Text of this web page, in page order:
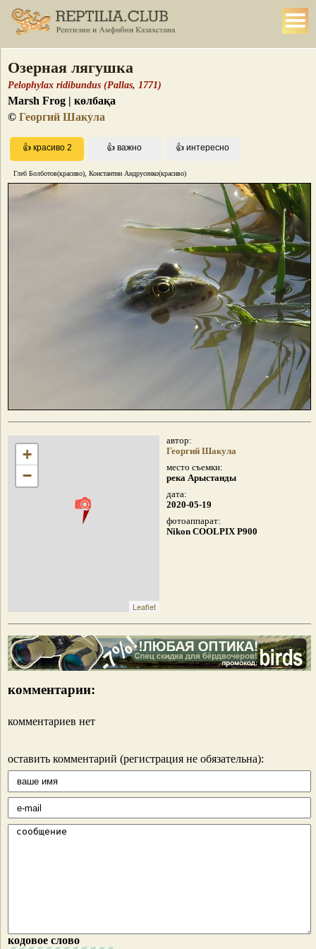
Озерная лягушка
Pelophylax ridibundus (Pallas, 1771)
Marsh Frog | көлбақа
© Георгий Шакула
Глеб Болботов(красиво), Константин Андрусенко(красиво)
+
−
Leaflet
автор:
Георгий Шакула
место съемки:
река Арыстанды
дата:
2020-05-19
фотоаппарат:
Nikon COOLPIX P900
комментарии:
комментариев нет
оставить комментарий (регистрация не обязательна):
кодовое слово